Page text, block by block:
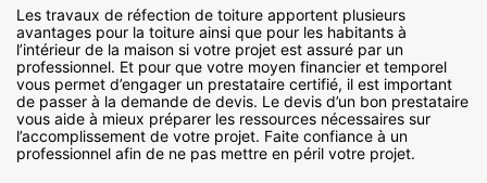
Les travaux de réfection de toiture apportent plusieurs
avantages pour la toiture ainsi que pour les habitants à
l’intérieur de la maison si votre projet est assuré par un
professionnel. Et pour que votre moyen financier et temporel
vous permet d’engager un prestataire certifié, il est important
de passer à la demande de devis. Le devis d’un bon prestataire
vous aide à mieux préparer les ressources nécessaires sur
l’accomplissement de votre projet. Faite confiance à un
professionnel afin de ne pas mettre en péril votre projet.